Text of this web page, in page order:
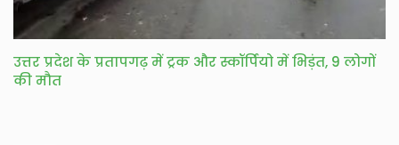
उत्तर प्रदेश के प्रतापगढ़ में ट्रक और स्कॉर्पियो में भिड़ंत, 9 लोगों
की मौत